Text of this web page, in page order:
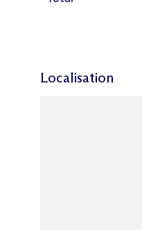
Localisation